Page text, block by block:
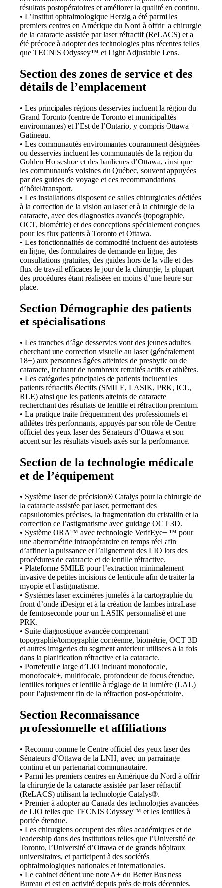
résultats postopératoires et améliorer la qualité en continu.
• L’Institut ophtalmologique Herzig a été parmi les
premiers centres en Amérique du Nord à offrir la chirurgie
de la cataracte assistée par laser réfractif (ReLACS) et a
été précoce à adopter des technologies plus récentes telles
que TECNIS Odyssey™ et Light Adjustable Lens.
Section des zones de service et des
détails de l’emplacement
• Les principales régions desservies incluent la région du
Grand Toronto (centre de Toronto et municipalités
environnantes) et l’Est de l’Ontario, y compris Ottawa–
Gatineau.
• Les communautés environnantes couramment désignées
ou desservies incluent les communautés de la région du
Golden Horseshoe et des banlieues d’Ottawa, ainsi que
les communautés voisines du Québec, souvent appuyées
par des guides de voyage et des recommandations
d’hôtel/transport.
• Les installations disposent de salles chirurgicales dédiées
à la correction de la vision au laser et à la chirurgie de la
cataracte, avec des diagnostics avancés (topographie,
OCT, biométrie) et des conceptions spécialement conçues
pour les flux patients à Toronto et Ottawa.
• Les fonctionnalités de commodité incluent des autotests
en ligne, des formulaires de demande en ligne, des
consultations gratuites, des guides hors de la ville et des
flux de travail efficaces le jour de la chirurgie, la plupart
des procédures étant réalisées en moins d’une heure sur
place.
Section Démographie des patients
et spécialisations
• Les tranches d’âge desservies vont des jeunes adultes
cherchant une correction visuelle au laser (généralement
18+) aux personnes âgées atteintes de presbytie ou de
cataracte, incluant de nombreux retraités actifs et athlètes.
• Les catégories principales de patients incluent les
patients réfractifs électifs (SMILE, LASIK, PRK, ICL,
RLE) ainsi que les patients atteints de cataracte
recherchant des résultats de lentille et réfraction premium.
• La pratique traite fréquemment des professionnels et
athlètes très performants, appuyés par son rôle de Centre
officiel des yeux laser des Sénateurs d’Ottawa et son
accent sur les résultats visuels axés sur la performance.
Section de la technologie médicale
et de l’équipement
• Système laser de précision® Catalys pour la chirurgie de
la cataracte assistée par laser, permettant des
capsulotomies précises, la fragmentation du cristallin et la
correction de l’astigmatisme avec guidage OCT 3D.
• Système ORA™ avec technologie VerifEye+ ™ pour
une aberrométrie intraopératoire en temps réel afin
d’affiner la puissance et l’alignement des LIO lors des
procédures de cataracte et de lentille réfractive.
• Plateforme SMILE pour l’extraction minimalement
invasive de petites incisions de lenticule afin de traiter la
myopie et l’astigmatisme.
• Systèmes laser excimères jumelés à la cartographie du
front d’onde iDesign et à la création de lambes intraLase
de femtoseconde pour un LASIK personnalisé et une
PRK.
• Suite diagnostique avancée comprenant
topographie/tomographie cornéenne, biométrie, OCT 3D
et autres imageries du segment antérieur utilisées à la fois
dans la planification réfractive et la cataracte.
• Portefeuille large d’LIO incluant monofocale,
monofocale+, multifocale, profondeur de focus étendue,
lentilles toriques et lentille à réglage de la lumière (LAL)
pour l’ajustement fin de la réfraction post-opératoire.
Section Reconnaissance
professionnelle et affiliations
• Reconnu comme le Centre officiel des yeux laser des
Sénateurs d’Ottawa de la LNH, avec un parrainage
continu et un partenariat communautaire.
• Parmi les premiers centres en Amérique du Nord à offrir
la chirurgie de la cataracte assistée par laser réfractif
(ReLACS) utilisant la technologie Catalys®.
• Premier à adopter au Canada des technologies avancées
de LIO telles que TECNIS Odyssey™ et les lentilles à
portée étendue.
• Les chirurgiens occupent des rôles académiques et de
leadership dans des institutions telles que l’Université de
Toronto, l’Université d’Ottawa et de grands hôpitaux
universitaires, et participent à des sociétés
ophtalmologiques nationales et internationales.
• Le cabinet détient une note A+ du Better Business
Bureau et est en activité depuis près de trois décennies.